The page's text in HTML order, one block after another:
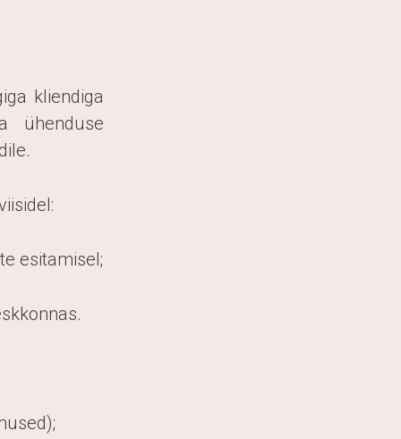
kliendiga
ühenduse
esitamisel;